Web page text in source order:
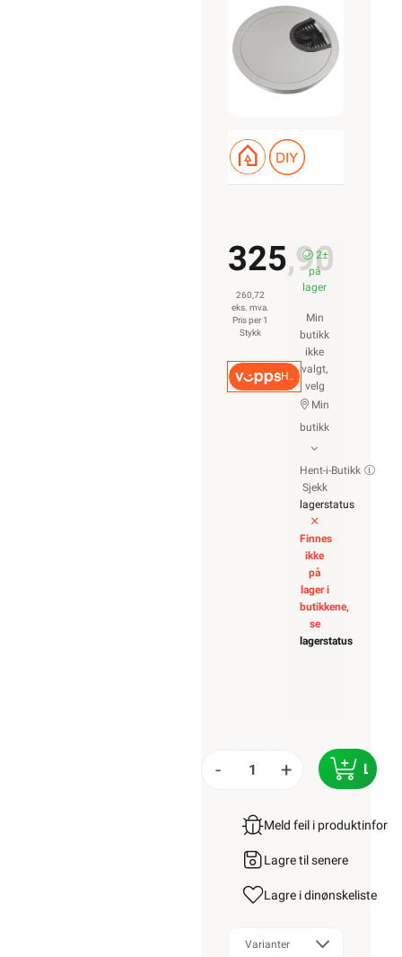
325,90
260,72
eks. mva.
Pris per 1
Stykk
Hurtigkasse
2±
på
lager
Min
butikk
ikke
valgt,
velg
Min
butikk
Hent-i-Butikk
Sjekk
lagerstatus
Finnes
ikke
på
lager i
butikkene,
se
lagerstatus
- +
Meld feil i
Lagre til senere
Lagre i dinønskeliste
Varianter